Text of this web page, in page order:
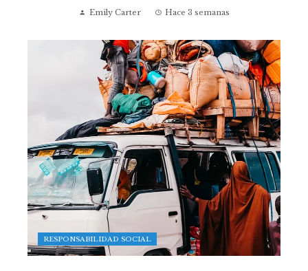
Emily Carter Hace 3 semanas
RESPONSABILIDAD SOCIAL